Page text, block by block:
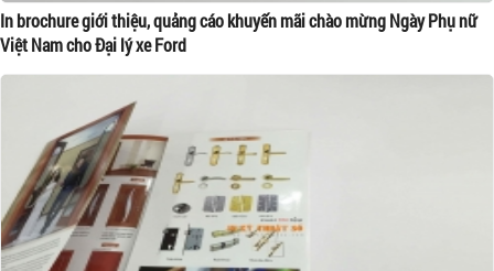
In brochure giới thiệu, quảng cáo khuyến mãi chào mừng Ngày Phụ nữ
Việt Nam cho Đại lý xe Ford